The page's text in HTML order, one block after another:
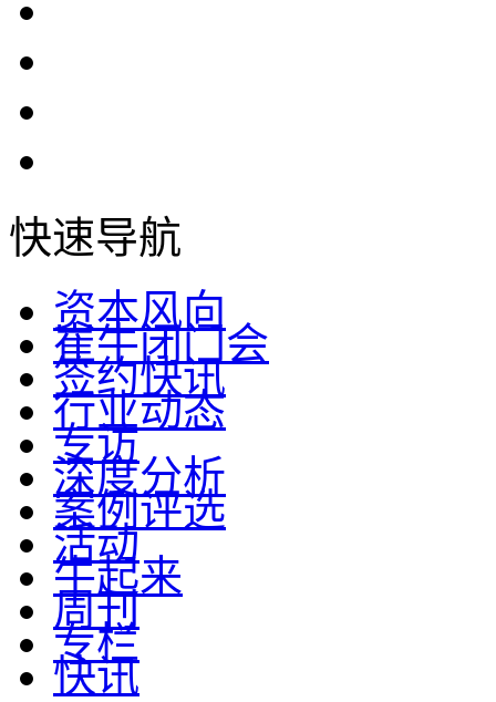
快速导航
资本风向
崔牛闭门会
签约快讯
行业动态
专访
深度分析
案例评选
活动
牛起来
周刊
专栏
快讯